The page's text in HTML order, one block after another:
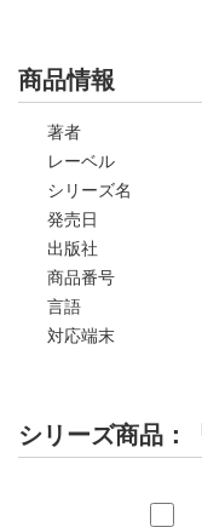
商品情報
著者
レーベル
シリーズ名
発売日
出版社
商品番号
言語
対応端末
シリーズ商品：